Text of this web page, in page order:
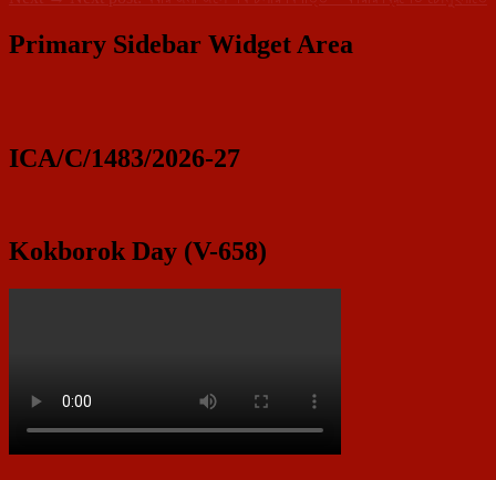
Primary Sidebar Widget Area
ICA/C/1483/2026-27
Kokborok Day (V-658)